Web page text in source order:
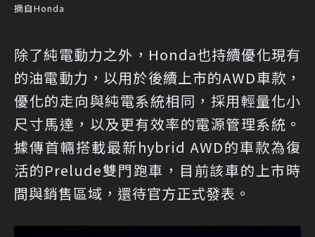
摘自Honda
除了純電動力之外，Honda也持續優化現有
的油電動力，以用於後續上市的AWD車款，
優化的走向與純電系統相同，採用輕量化小
尺寸馬達，以及更有效率的電源管理系統。
據傳首輛搭載最新hybrid AWD的車款為復
活的Prelude雙門跑車，目前該車的上市時
間與銷售區域，還待官方正式發表。